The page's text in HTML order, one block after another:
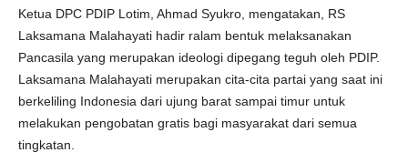
Ketua DPC PDIP Lotim, Ahmad Syukro, mengatakan, RS
Laksamana Malahayati hadir ralam bentuk melaksanakan
Pancasila yang merupakan ideologi dipegang teguh oleh PDIP.
Laksamana Malahayati merupakan cita-cita partai yang saat ini
berkeliling Indonesia dari ujung barat sampai timur untuk
melakukan pengobatan gratis bagi masyarakat dari semua
tingkatan.